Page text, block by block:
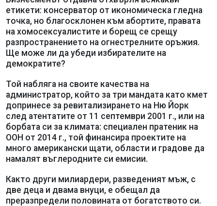
етикети: консерватор от икономическа гледна
точка, но благосклонен към абортите, правата
на хомосексуалистите и борещ се срещу
разпространението на огнестрелните оръжия.
Ще може ли да убеди избирателите на
демократите?
Той набляга на своите качества на
администратор, който за три мандата като кмет
допринесе за ревитализирането на Ню Йорк
след атентатите от 11 септември 2001 г., или на
борбата си за климата: специален пратеник на
ООН от 2014 г., той финансира проектите на
много американски щати, области и градове да
намалят въглеродните си емисии.
Както други милиардери, разведеният мъж, с
две деца и двама внуци, е обещал да
преразпредели половината от богатството си.